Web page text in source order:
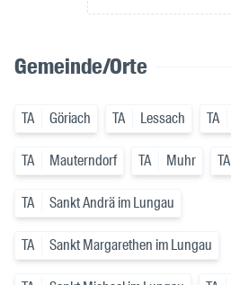
Gemeinde/Orte
TA Göriach TA Lessach TA
TA Mauterndorf TA Muhr TA
TA Sankt Andrä im Lungau
TA Sankt Margarethen im Lungau